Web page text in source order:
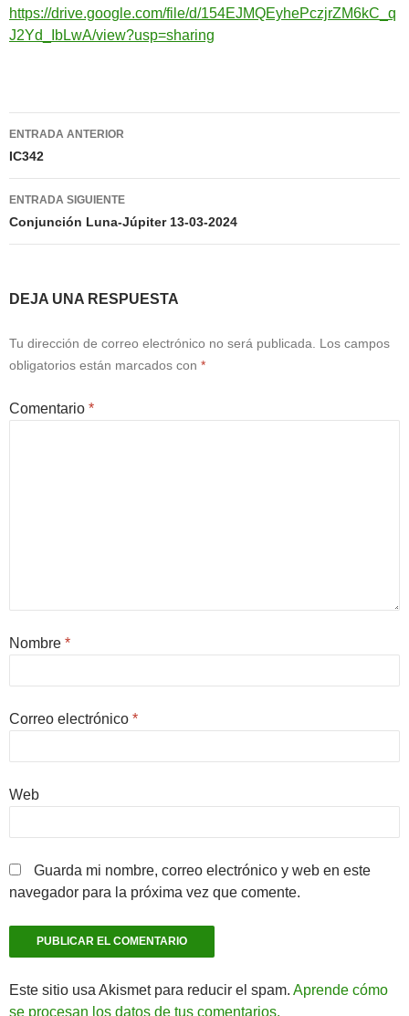
https://drive.google.com/file/d/154EJMQEyhePczjrZM6kC_q
J2Yd_IbLwA/view?usp=sharing
Navegación
de
entradas
ENTRADA ANTERIOR
IC342
ENTRADA SIGUIENTE
Conjunción Luna-Júpiter 13-03-2024
DEJA UNA RESPUESTA
Tu dirección de correo electrónico no será publicada.
Los campos
obligatorios están marcados con *
Comentario *
Nombre *
Correo electrónico *
Web
Guarda mi nombre, correo electrónico y web en este
navegador para la próxima vez que comente.
Este sitio usa Akismet para reducir el spam. Aprende cómo
se procesan los datos de tus comentarios.